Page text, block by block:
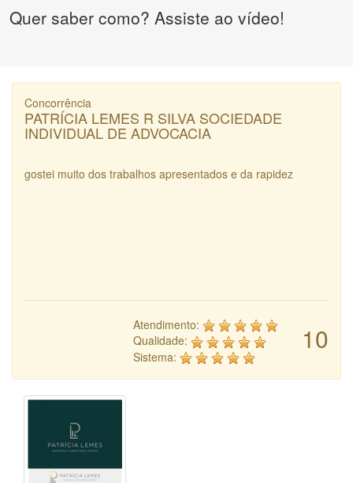
Quer saber como? Assiste ao vídeo!
Concorrência
PATRÍCIA LEMES R SILVA SOCIEDADE
INDIVIDUAL DE ADVOCACIA
gostei muito dos trabalhos apresentados e da rapidez
10
Atendimento:
Qualidade:
Sistema: